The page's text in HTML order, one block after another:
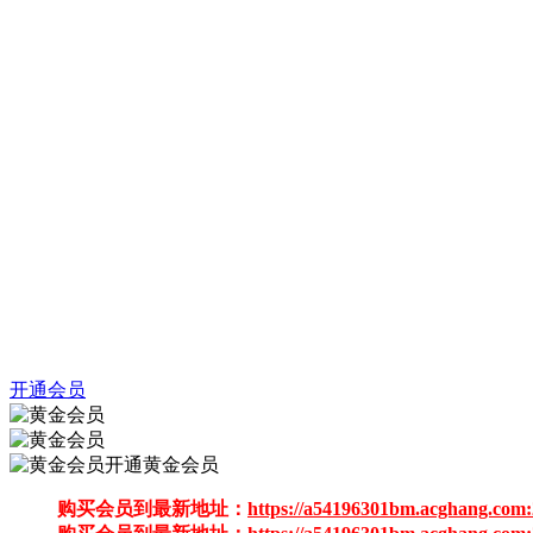
开通会员
开通黄金会员
购买会员到最新地址： https://